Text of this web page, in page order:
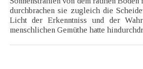
durchbrachen sie zugleich die
Licht der Erkenntniss und der
menschlichen Gemüthe hatte